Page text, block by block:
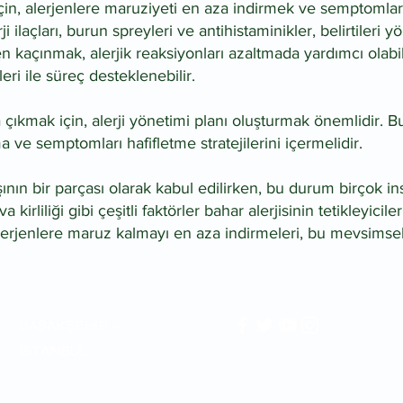
alerjenlere maruziyeti en aza indirmek ve
ilaçları, burun spreyleri ve antihistaminikler, belirtileri
alerjik reaksiyonları azaltmada yardımcı
ile süreç desteklenebilir.
çıkmak için, alerji yönetimi planı oluşturmak önemlidir.
ve semptomları hafifletme stratejilerini içermelidir.
bir parçası olarak kabul edilirken, bu durum birçok
kirliliği gibi çeşitli faktörler bahar alerjisinin tetikleyicileri
maruz kalmayı en aza indirmeleri, bu